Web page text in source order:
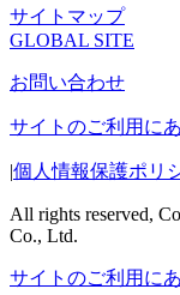
サイトマップ
GLOBAL SITE
お問い合わせ
サイトのご利用に
|個人情報保護ポリ
All rights reserved,
Co., Ltd.
サイトのご利用に